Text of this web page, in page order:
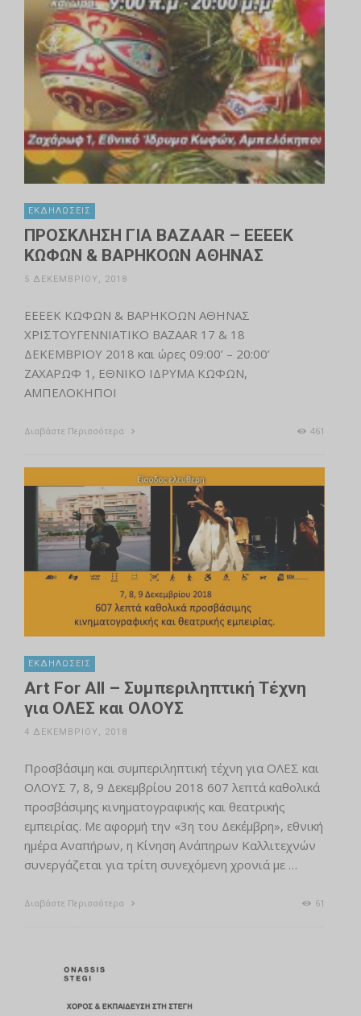
ΕΚΔΗΛΏΣΕΙΣ
ΠΡΟΣΚΛΗΣΗ ΓΙΑ BAZAAR – ΕΕΕΕΚ
ΚΩΦΩΝ & ΒΑΡΗΚΟΩΝ ΑΘΗΝΑΣ
5 ΔΕΚΕΜΒΡΊΟΥ, 2018
ΕΕΕΕΚ ΚΩΦΩΝ & ΒΑΡΗΚΟΩΝ ΑΘΗΝΑΣ
ΧΡΙΣΤΟΥΓΕΝΝΙΑΤΙΚΟ BAZAAR 17 & 18
ΔΕΚΕΜΒΡΙΟΥ 2018 και ώρες 09:00’ – 20:00’
ΖΑΧΑΡΩΦ 1, ΕΘΝΙΚΟ ΙΔΡΥΜΑ ΚΩΦΩΝ,
ΑΜΠΕΛΟΚΗΠΟΙ
Διαβάστε Περισσότερα 461
ΕΚΔΗΛΏΣΕΙΣ
Art For All – Συμπεριληπτική Τέχνη
για ΟΛΕΣ και ΟΛΟΥΣ
4 ΔΕΚΕΜΒΡΊΟΥ, 2018
Προσβάσιμη και συμπεριληπτική τέχνη για ΟΛΕΣ και
ΟΛΟΥΣ 7, 8, 9 Δεκεμβρίου 2018 607 λεπτά καθολικά
προσβάσιμης κινηματογραφικής και θεατρικής
εμπειρίας. Με αφορμή την «3η του Δεκέμβρη», εθνική
ημέρα Αναπήρων, η Κίνηση Ανάπηρων Καλλιτεχνών
συνεργάζεται για τρίτη συνεχόμενη χρονιά με …
Διαβάστε Περισσότερα 61